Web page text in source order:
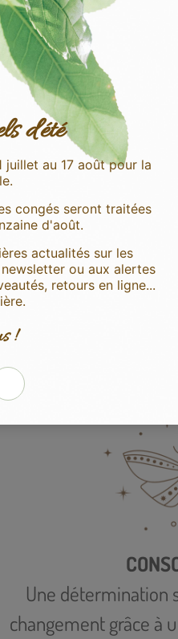
pièce est réalisée
partir de tissus et de
en Europe à
La durabilité des
priorité afin que
douce pour nos
Une détermination
changement grâce à